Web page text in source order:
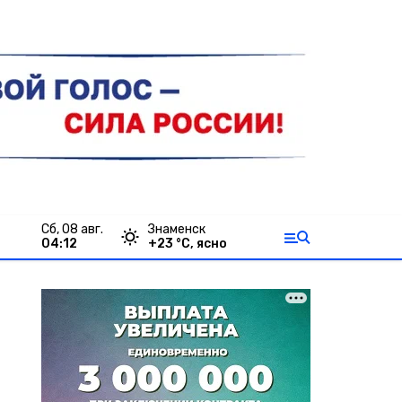
сб, 08 авг.
04:12
Знаменск
+23 °С, ясно